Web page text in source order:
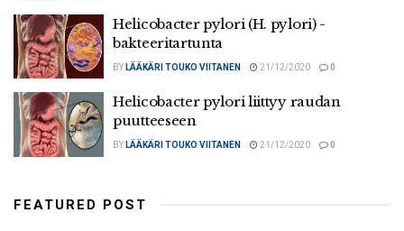
Helicobacter pylori (H. pylori) -
bakteeritartunta
BY LÄÄKÄRI TOUKO VIITANEN 21/12/2020 0
Helicobacter pylori liittyy raudan
puutteeseen
BY LÄÄKÄRI TOUKO VIITANEN 21/12/2020 0
FEATURED POST